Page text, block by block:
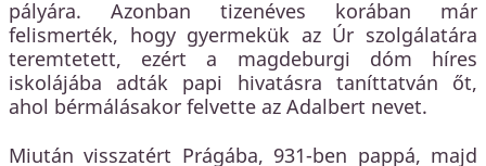
pályára. Azonban tizenéves korában már
felismerték, hogy gyermekük az Úr szolgálatára
teremtetett, ezért a magdeburgi dóm híres
iskolájába adták papi hivatásra taníttatván őt,
ahol bérmálásakor felvette az Adalbert nevet.
Miután visszatért Prágába, 931-ben pappá, majd